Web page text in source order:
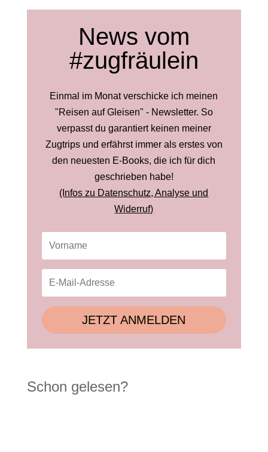
News vom
#zugfräulein
Einmal im Monat verschicke ich meinen
"Reisen auf Gleisen" - Newsletter. So
verpasst du garantiert keinen meiner
Zugtrips und erfährst immer als erstes von
den neuesten E-Books, die ich für dich
geschrieben habe!
(Infos zu Datenschutz, Analyse und
Widerruf)
JETZT ANMELDEN
Schon gelesen?